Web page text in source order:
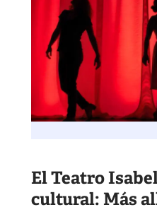
El Teatro
cultural: Más